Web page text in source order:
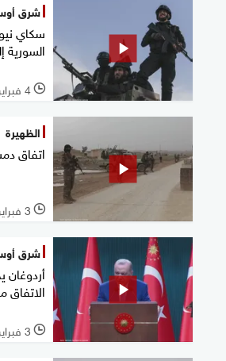
شرق
سكاي
السورية
l 4 فبراير 2026
الظهيرة
اتفاق
l 3 فبراير 2026
شرق
l 3 فبراير 2026